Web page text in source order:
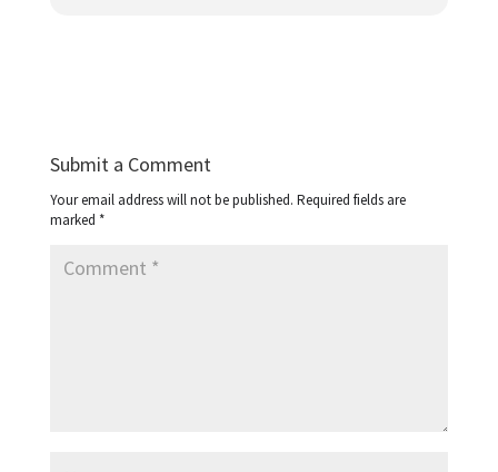
Submit a Comment
Your email address will not be published. Required fields are
marked *